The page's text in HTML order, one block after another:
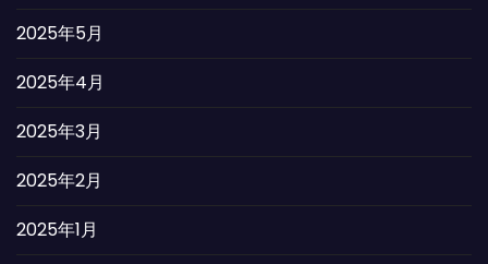
2025年5月
2025年4月
2025年3月
2025年2月
2025年1月